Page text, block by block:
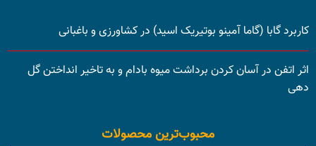
کاربرد گابا (گاما آمینو بوتیریک اسید) در کشاورزی و باغبانی
اثر اتفن در آسان کردن برداشت میوه بادام و به تاخیر انداختن گل
دهی
محبوب‌ترین محصولات